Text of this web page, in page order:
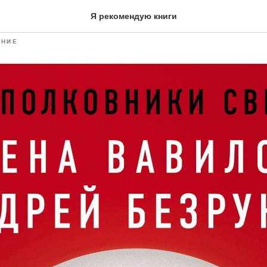
Я рекомендую книги
для разведчиков